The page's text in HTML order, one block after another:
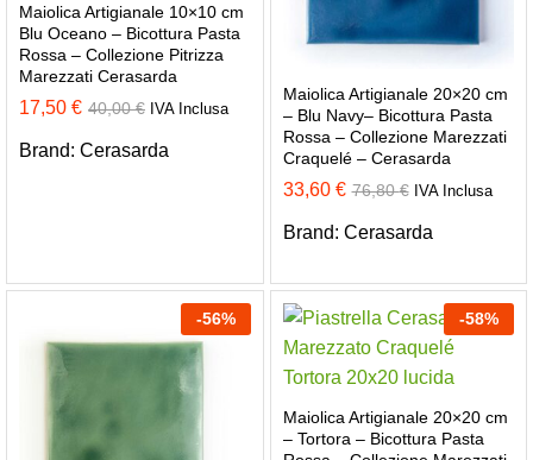
Maiolica Artigianale 10×10 cm
Blu Oceano – Bicottura Pasta
Rossa – Collezione Pitrizza
Marezzati Cerasarda
17,50 € 40,00€ IVA Inclusa
Brand: Cerasarda
Maiolica Artigianale 20×20 cm
– Blu Navy– Bicottura Pasta
Rossa – Collezione Marezzati
Craquelé – Cerasarda
33,60 € 76,80€ IVA Inclusa
Brand: Cerasarda
-56% -58%
Maiolica Artigianale 20×20 cm
– Tortora – Bicottura Pasta